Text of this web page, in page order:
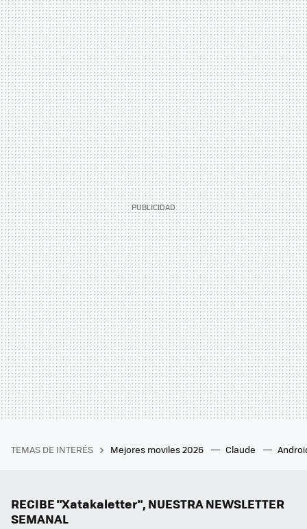
TEMAS DE INTERÉS Mejores moviles 2026 Claude
RECIBE "Xatakaletter", NUESTRA NEWSLETTER
SEMANAL